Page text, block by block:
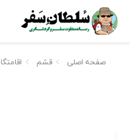
صفحه اصلی قشم